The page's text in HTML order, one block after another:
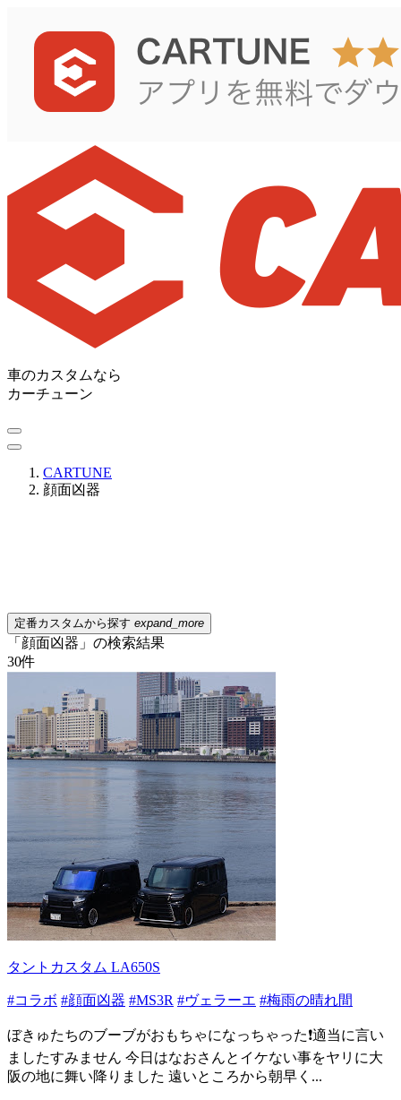
車のカスタムなら
カーチューン
CARTUNE
顔面凶器
定番カスタムから探す expand_more
「顔面凶器」の検索結果
30件
タントカスタム LA650S
#コラボ #顔面凶器 #MS3R #ヴェラーエ #梅雨の晴れ間
ぼきゅたちのブーブがおもちゃになっちゃった❗️適当に言い
ましたすみません 今日はなおさんとイケない事をヤリに大
阪の地に舞い降りました 遠いところから朝早く...